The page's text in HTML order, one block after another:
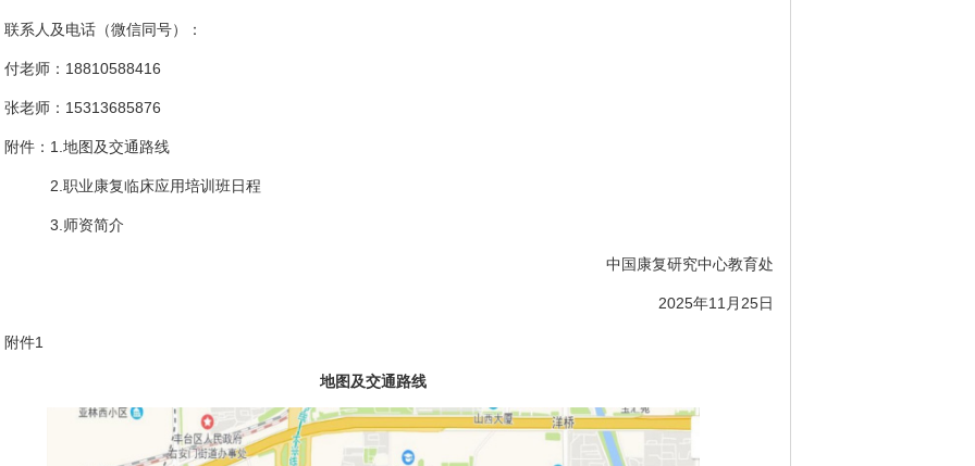
联系人及电话（微信同号）：
付老师：18810588416
张老师：15313685876
附件：1.地图及交通路线
2.职业康复临床应用培训班日程
3.师资简介
中国康复研究中心教育处
2025年11月25日
附件1
地图及交通路线